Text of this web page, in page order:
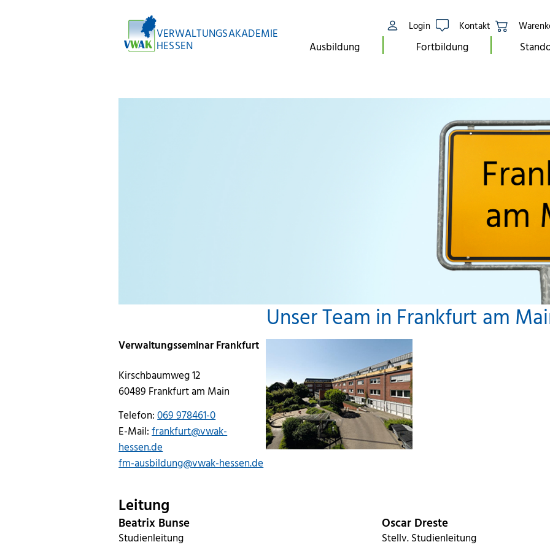
VERWALTUNGSAKADEMIE
HESSEN
Login Kontakt
Ausbildung Fortbildung
Unser Team in Frankfurt am
Verwaltungsseminar Frankfurt
Kirschbaumweg 12
60489 Frankfurt am Main
Telefon:069 978461-0
E-Mail:frankfurt@vwak-
hessen.de
fm-ausbildung@vwak-hessen.de
Leitung
Beatrix Bunse
Studienleitung
Oscar Dreste
Stellv. Studienleitung